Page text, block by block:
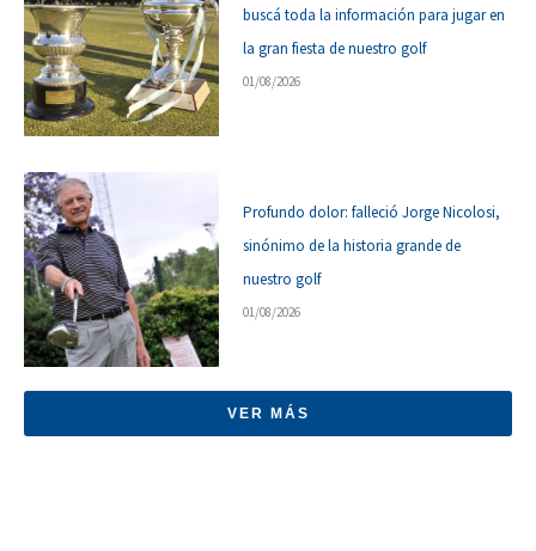
buscá toda la información para jugar en
la gran fiesta de nuestro golf
01/08/2026
Profundo dolor: falleció Jorge Nicolosi,
sinónimo de la historia grande de
nuestro golf
01/08/2026
VER MÁS